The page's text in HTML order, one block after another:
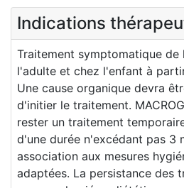
Indications
Traitement symptomatique
l'adulte et chez l'enfant à
Une cause organique devra
d'initier le traitement.
rester un traitement
d'une durée n'excédant pas 3
association aux mesures
adaptées. La persistance des